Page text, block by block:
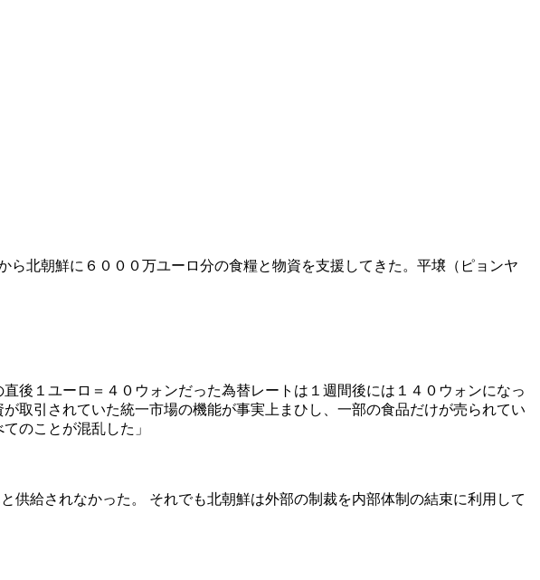
北朝鮮に６０００万ユーロ分の食糧と物資を支援してきた。平壌（ピョンヤ
後１ユーロ＝４０ウォンだった為替レートは１週間後には１４０ウォンになっ
取引されていた統一市場の機能が事実上まひし、一部の食品だけが売られてい
のことが混乱した」
供給されなかった。 それでも北朝鮮は外部の制裁を内部体制の結束に利用して